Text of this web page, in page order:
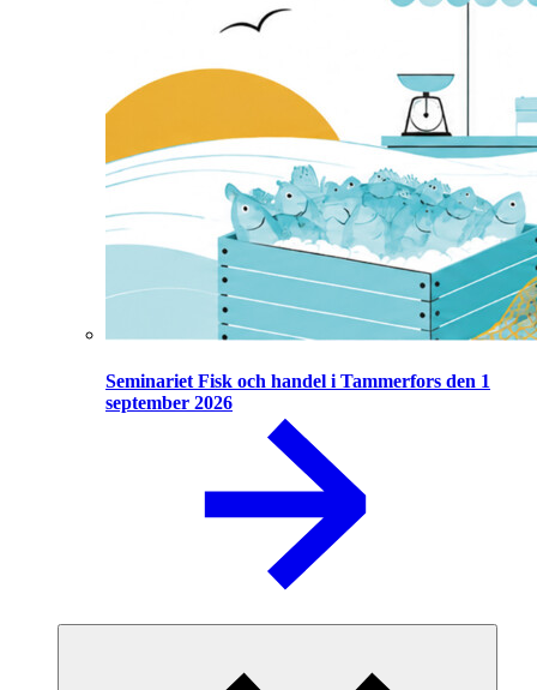
Seminariet Fisk och handel i Tammerfors den 1
september 2026